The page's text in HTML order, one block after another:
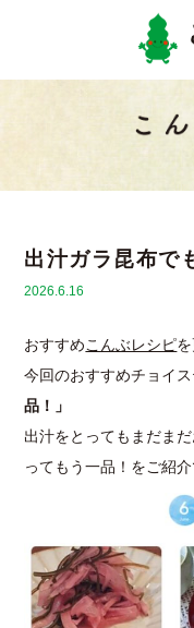
出汁ガラ昆布で
2026.6.16
おすすめこんぶレシピ
今回のおすすめチョイ
品！」
出汁をとってもまだま
ってもう一品！をご紹